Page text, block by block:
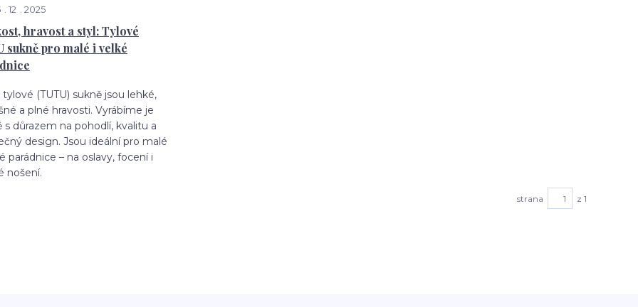
hravost a styl: Tylové
sukně pro malé i velké
12 2025
tylové (TUTU) sukně jsou lehké,
a plné hravosti. Vyrábíme je
s důrazem na pohodlí, kvalitu a
design. Jsou ideální pro malé
parádnice – na oslavy, focení i
nošení.
strana z 1